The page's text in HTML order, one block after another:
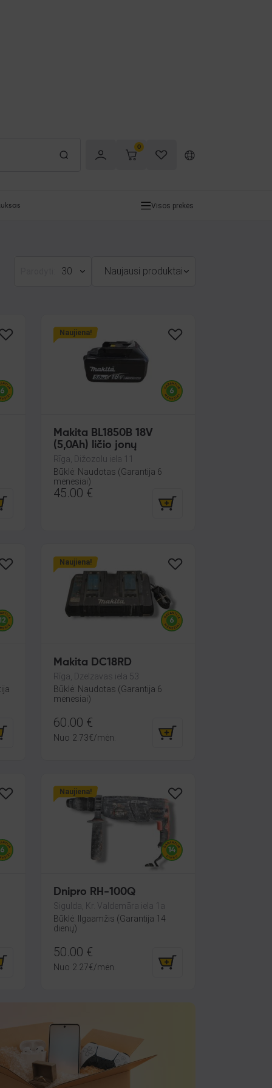
0
Visos prekės
30 Naujausi produktai
Naujiena!
Makita BL1850B 18V
(5,0Ah) ličio jonų
Rīga, Dižozolu iela 11
Būklė: Naudotas (Garantija 6
mėnesiai)
45.00 €
Naujiena!
Makita DC18RD
Rīga, Dzelzavas iela 53
Būklė: Naudotas (Garantija 6
mėnesiai)
60.00 €
Nuo 2.73€/mėn.
Naujiena!
Dnipro RH-100Q
Sigulda, Kr. Valdemāra iela 1a
Būklė: Ilgaamžis (Garantija 14
dienų)
50.00 €
Nuo 2.27€/mėn.